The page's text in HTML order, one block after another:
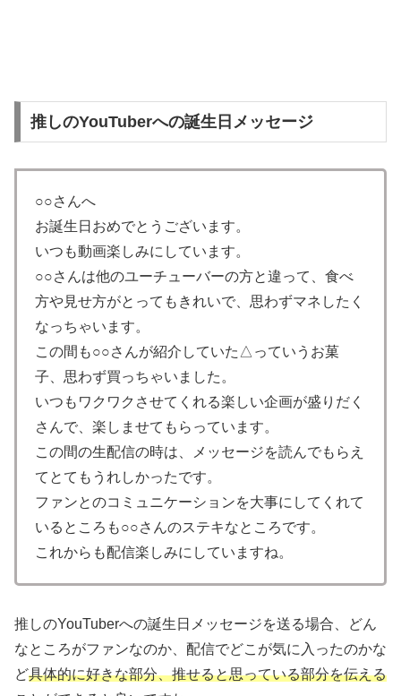
推しのYouTuberへの誕生日メッセージ
○○さんへ
お誕生日おめでとうございます。
いつも動画楽しみにしています。
○○さんは他のユーチューバーの方と違って、食べ
方や見せ方がとってもきれいで、思わずマネしたく
なっちゃいます。
この間も○○さんが紹介していた△っていうお菓
子、思わず買っちゃいました。
いつもワクワクさせてくれる楽しい企画が盛りだく
さんで、楽しませてもらっています。
この間の生配信の時は、メッセージを読んでもらえ
てとてもうれしかったです。
ファンとのコミュニケーションを大事にしてくれて
いるところも○○さんのステキなところです。
これからも配信楽しみにしていますね。
推しのYouTuberへの誕生日メッセージを送る場合、どん
なところがファンなのか、配信でどこが気に入ったのかな
ど具体的に好きな部分、推せると思っている部分を伝える